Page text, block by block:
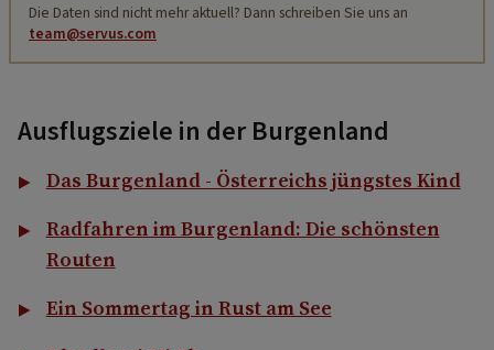
Die Daten sind nicht mehr aktuell? Dann schreiben Sie uns an
team@servus.com
Ausflugsziele in der Burgenland
Das Burgenland - Österreichs jüngstes Kind
Radfahren im Burgenland: Die schönsten
Routen
Ein Sommertag in Rust am See